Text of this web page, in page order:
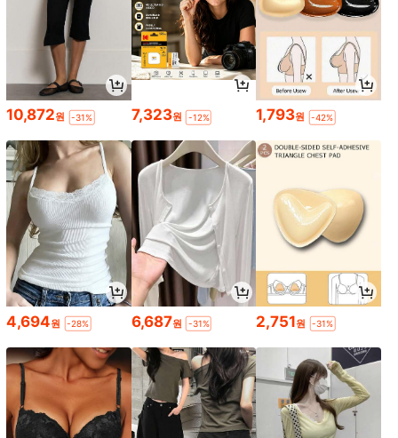
10,872원 -31% 7,323원 -12% 1,793원 -42%
4,694원 -28% 6,687원 -31% 2,751원 -31%